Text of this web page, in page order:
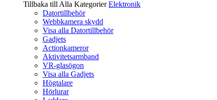
Tillbaka till Alla Kategorier Elektronik
Datortillbehör
Webbkamera skydd
Visa alla Datortillbehör
Gadjets
Actionkameror
Aktivitetsarmband
VR-glasögon
Visa alla Gadjets
Högtalare
Hörlurar